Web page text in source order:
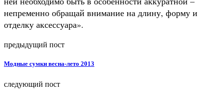
непременно обращай внимание на длину, форму и
отделку аксессуара».
предыдущий пост
Модные сумки весна-лето 2013
следующий пост